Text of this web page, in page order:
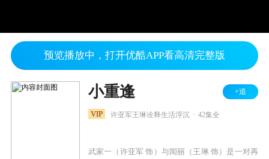
预览播放中，打开优酷APP看高清完整版
小重逢 +追
VIP 许亚军王琳诠释生活浮沉 42集全
武家一（许亚军 饰）与闻丽（王琳 饰）是一对再